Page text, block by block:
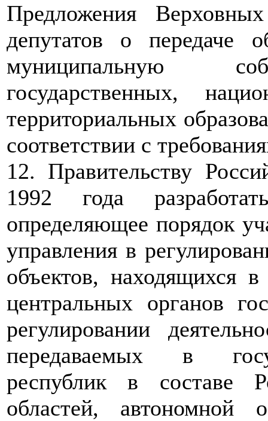
Предложения
депутатов о передаче
муниципальную
государственных,
территориальных
соответствии с
12. Правительству
1992 года
определяющее порядок
управления в
объектов, находящихся
центральных органов
регулировании
передаваемых в
республик в составе
областей, автономной